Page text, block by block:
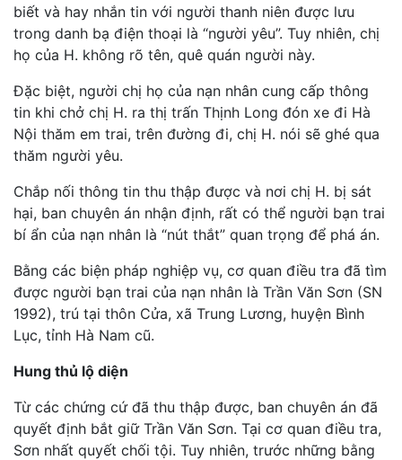
biết và hay nhắn tin với người thanh niên được lưu
trong danh bạ điện thoại là “người yêu”. Tuy nhiên, chị
họ của H. không rõ tên, quê quán người này.
Đặc biệt, người chị họ của nạn nhân cung cấp thông
tin khi chở chị H. ra thị trấn Thịnh Long đón xe đi Hà
Nội thăm em trai, trên đường đi, chị H. nói sẽ ghé qua
thăm người yêu.
Chắp nối thông tin thu thập được và nơi chị H. bị sát
hại, ban chuyên án nhận định, rất có thể người bạn trai
bí ẩn của nạn nhân là “nút thắt” quan trọng để phá án.
Bằng các biện pháp nghiệp vụ, cơ quan điều tra đã tìm
được người bạn trai của nạn nhân là Trần Văn Sơn (SN
1992), trú tại thôn Cửa, xã Trung Lương, huyện Bình
Lục, tỉnh Hà Nam cũ.
Hung thủ lộ diện
Từ các chứng cứ đã thu thập được, ban chuyên án đã
quyết định bắt giữ Trần Văn Sơn. Tại cơ quan điều tra,
Sơn nhất quyết chối tội. Tuy nhiên, trước những bằng